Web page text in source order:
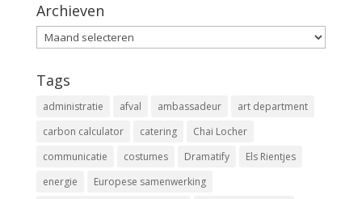
Archieven
Archieven
Tags
administratie afval ambassadeur
art department
carbon calculator
catering
Chai Locher
communicatie
costumes Dramatify
Els Rientjes
energie
Europese samenwerking